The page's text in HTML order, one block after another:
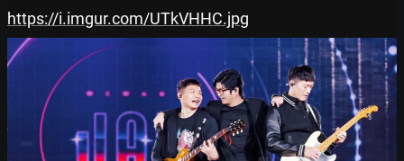
https://i.imgur.com/UTkVHHC.jpg